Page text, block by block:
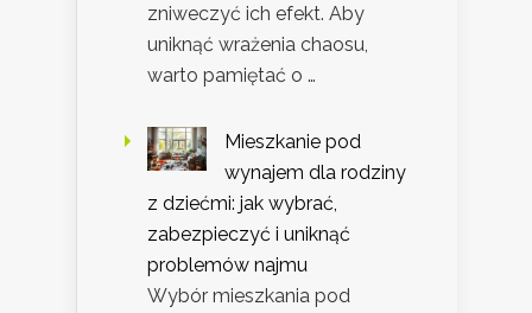
zniweczyć ich efekt. Aby
uniknąć wrażenia chaosu,
warto pamiętać o …
Mieszkanie pod
wynajem dla rodziny
z dziećmi: jak wybrać,
zabezpieczyć i uniknąć
problemów najmu
Wybór mieszkania pod